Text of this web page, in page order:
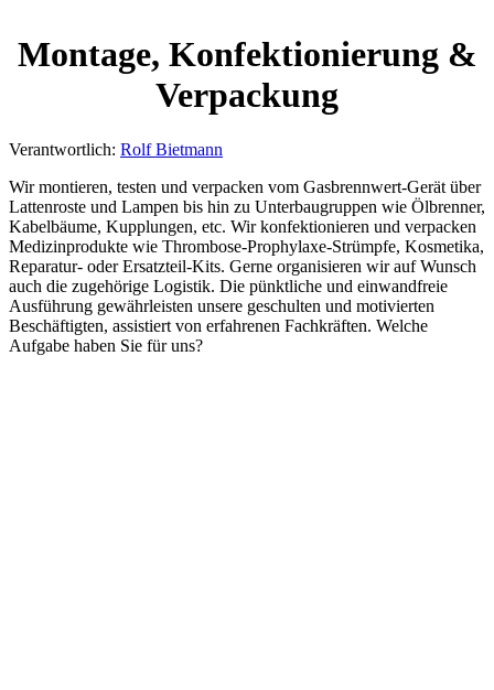
Montage, Konfektionierung &
Verpackung
Verantwortlich: Rolf Bietmann
Wir montieren, testen und verpacken vom Gasbrennwert-Gerät über
Lattenroste und Lampen bis hin zu Unterbaugruppen wie Ölbrenner,
Kabelbäume, Kupplungen, etc. Wir konfektionieren und verpacken
Medizinprodukte wie Thrombose-Prophylaxe-Strümpfe, Kosmetika,
Reparatur- oder Ersatzteil-Kits. Gerne organisieren wir auf Wunsch
auch die zugehörige Logistik. Die pünktliche und einwandfreie
Ausführung gewährleisten unsere geschulten und motivierten
Beschäftigten, assistiert von erfahrenen Fachkräften. Welche
Aufgabe haben Sie für uns?